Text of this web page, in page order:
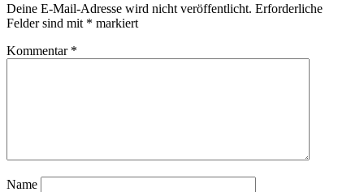
Deine E-Mail-Adresse wird nicht veröffentlicht. Erforderliche
Felder sind mit * markiert
Kommentar *
Name